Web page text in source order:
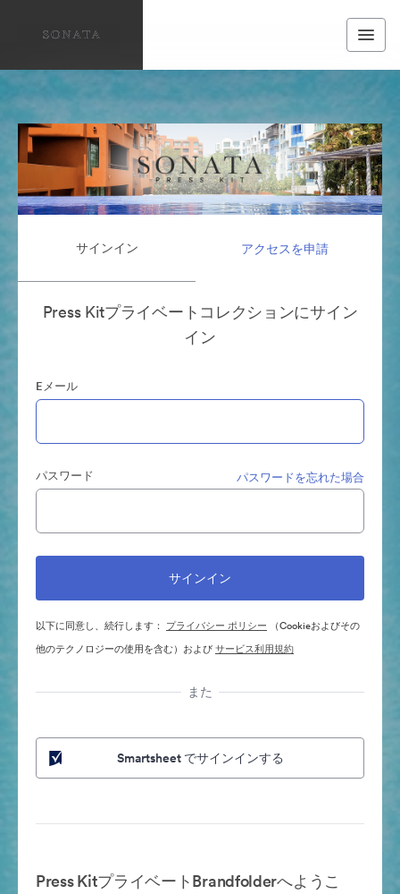
サインイン アクセスを申請
Press Kitプライベートコレクションにサイン
イン
Eメール
パスワード パスワードを忘れた場合
以下に同意し、続行します： プライバシー ポリシー （Cookieおよびその
他のテクノロジーの使用を含む）およびサービス利用規約
また
Smartsheet でサインインする
Press KitプライベートBrandfolderへようこ